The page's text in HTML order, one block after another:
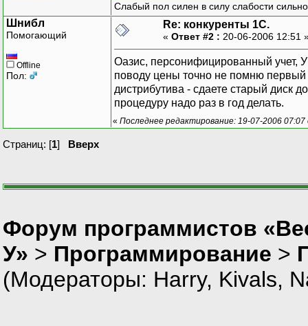
Слабый пол силен в силу слабости
Шнибл
Помогающий
Offline
Пол:
Re: конкуренты 1С.
« Ответ #2 : 20-06-2006 12:51
Оазис, персонифицированный учет,
поводу цены точно не помню первый
дистрибутива - сдаете старый диск
процедуру надо раз в год делать.
« Последнее редактирование: 19-07-2006
Страниц: [1] Вверх
Форум программистов
У» > Программирование >
(Модераторы: Harry, Kivals,